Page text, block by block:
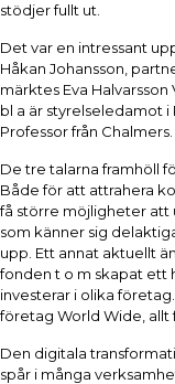
stödjer fullt ut.
Det var en intressant
Håkan Johansson,
märktes Eva
bl a är styrelseledamot
Professor från Chalmers.
De tre talarna framhöll
Både för att attrahera
få större möjligheter
som känner sig
upp. Ett annat aktuellt
fonden t o m skapat ett
investerar i olika
företag World Wide, allt
Den digitala
spår i många